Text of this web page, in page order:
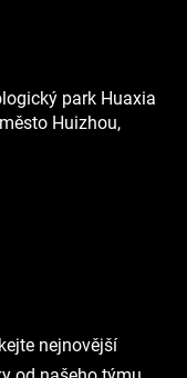
park Huaxia
Huizhou,
nejnovější